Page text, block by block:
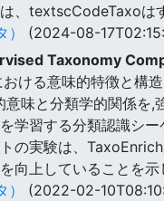
、textscCodeTaxoは
(2024-08-
Taxonomy
ける意味的特徴と構
意味と分類学的関係
学習する分類認識シ
の実験は、
向上していることを示
(2022-02-